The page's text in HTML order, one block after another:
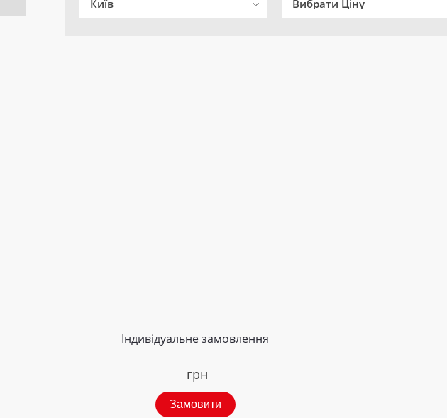
Київ Вибрати Ціну
Індивідуальне замовлення
грн
Замовити